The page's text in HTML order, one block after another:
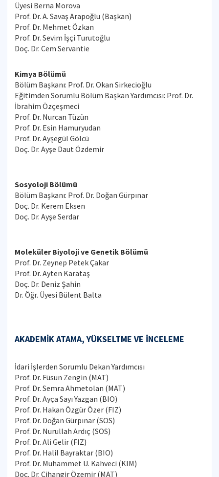
Üyesi Berna Morova
Prof. Dr. A. Savaş Arapoğlu (Başkan)
Prof. Dr. Mehmet Özkan
Prof. Dr. Sevim İşçi Turutoğlu
Doç. Dr. Cem Servantie
Kimya Bölümü
Bölüm Başkanı: Prof. Dr. Okan Sirkecioğlu
Eğitimden Sorumlu Bölüm Başkan Yardımcısı: Prof. Dr.
İbrahim Özçeşmeci
Prof. Dr. Nurcan Tüzün
Prof. Dr. Esin Hamuryudan
Prof. Dr. Ayşegül Gölcü
Doç. Dr. Ayşe Daut Özdemir
Sosyoloji Bölümü
Bölüm Başkanı: Prof. Dr. Doğan Gürpınar
Doç. Dr. Kerem Eksen
Doç. Dr. Ayşe Serdar
Moleküler Biyoloji ve Genetik Bölümü
Prof. Dr. Zeynep Petek Çakar
Prof. Dr. Ayten Karataş
Doç. Dr. Deniz Şahin
Dr. Öğr. Üyesi Bülent Balta
AKADEMİK ATAMA, YÜKSELTME VE İNCELEME
İdari İşlerden Sorumlu Dekan Yardımcısı
Prof. Dr. Füsun Zengin (MAT)
Prof. Dr. Semra Ahmetolan (MAT)
Prof. Dr. Ayça Sayı Yazgan (BIO)
Prof. Dr. Hakan Özgür Özer (FIZ)
Prof. Dr. Doğan Gürpınar (SOS)
Prof. Dr. Nurullah Ardıç (SOS)
Prof. Dr. Ali Gelir (FIZ)
Prof. Dr. Halil Bayraktar (BIO)
Prof. Dr. Muhammet U. Kahveci (KIM)
Doç. Dr. Cihangir Özemir (MAT)